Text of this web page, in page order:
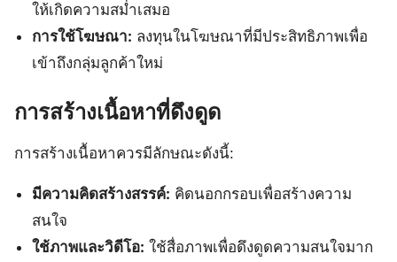
ให้เกิดความสม่ำเสมอ
การใช้โฆษณา: ลงทุนในโฆษณาที่มีประสิทธิภาพเพื่อ
เข้าถึงกลุ่มลูกค้าใหม่
การสร้างเนื้อหาที่ดึงดูด
การสร้างเนื้อหาควรมีลักษณะดังนี้:
มีความคิดสร้างสรรค์: คิดนอกกรอบเพื่อสร้างความ
สนใจ
ใช้ภาพและวิดีโอ: ใช้สื่อภาพเพื่อดึงดูดความสนใจมาก